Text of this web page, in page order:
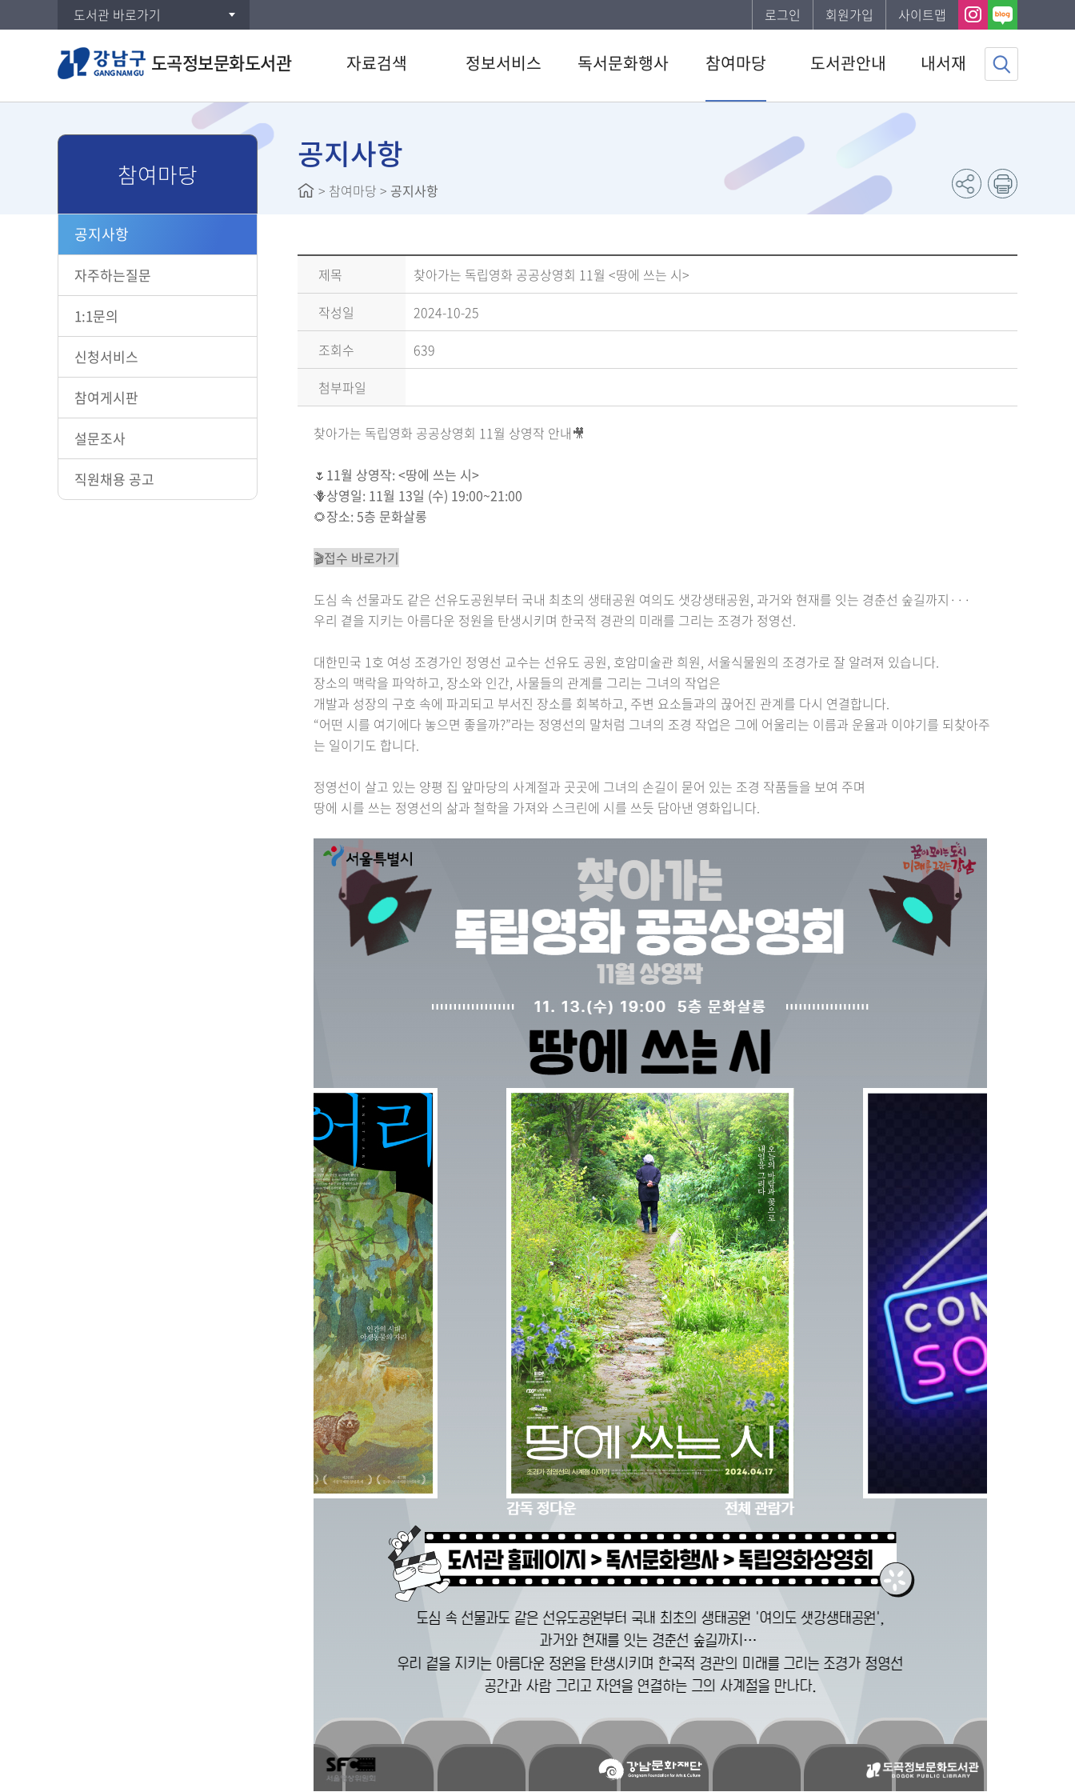
도서관 바로가기 로그인 회원가입 사이트맵
도곡정보문화도서관 자료검색
DVD/CD검색
연속간행물목록
주제별검색
공공도서관 인기도서
희망도서신청
정보서비스
추천도서
북큐레이션
독서문화행사 참여마당
1:1문의
신청서비스
도서관안내
이용안내
발간자료
내서재
기본정보
관심자료목록
나의신청정보
참여마당
공지사항
자주하는질문
1:1문의
신청서비스
참여게시판
설문조사
직원채용 공고
공지사항
> 참여마당 > 공지사항
제목
찾아가는 독립영화 공공상영회 11월 <땅에 쓰는 시>
작성일
2024-10-25
조회수
639
첨부파일
찾아가는 독립영화 공공상영회 11월 상영작 안내🎥
🌷 11월 상영작: <땅에 쓰는 시>
🪻상영일: 11월 13일 (수) 19:00~21:00
🌻장소: 5층 문화살롱
🎬접수 바로가기
도심 속 선물과도 같은 선유도공원부터 국내 최초의 생태공원 여의도 샛강생태공원, 과거와 현재를 잇는 경춘선 숲길까지···
우리 곁을 지키는 아름다운 정원을 탄생시키며 한국적 경관의 미래를 그리는 조경가 정영선.
대한민국 1호 여성 조경가인 정영선 교수는 선유도 공원, 호암미술관 희원, 서울식물원의 조경가로 잘 알려져 있습니다.
장소의 맥락을 파악하고, 장소와 인간, 사물들의 관계를 그리는 그녀의 작업은
개발과 성장의 구호 속에 파괴되고 부서진 장소를 회복하고, 주변 요소들과의 끊어진 관계를 다시 연결합니다.
“어떤 시를 여기에다 놓으면 좋을까?”라는 정영선의 말처럼 그녀의 조경 작업은 그에 어울리는 이름과 운율과 이야기를 되찾아주
는 일이기도 합니다.
정영선이 살고 있는 양평 집 앞마당의 사계절과 곳곳에 그녀의 손길이 묻어 있는 조경 작품들을 보여 주며
땅에 시를 쓰는 정영선의 삶과 철학을 가져와 스크린에 시를 쓰듯 담아낸 영화입니다.